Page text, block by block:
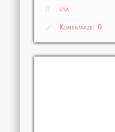
usa
Komentarze: 0